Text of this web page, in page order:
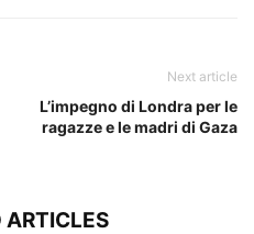
Next article
L’impegno di Londra per le
ragazze e le madri di Gaza
ARTICLES